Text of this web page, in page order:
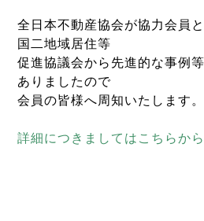
全日本不動産協会が協力会員
国二地域居住等
促進協議会から先進的な事例
ありましたので
会員の皆様へ周知いたします。
詳細につきましてはこちらか